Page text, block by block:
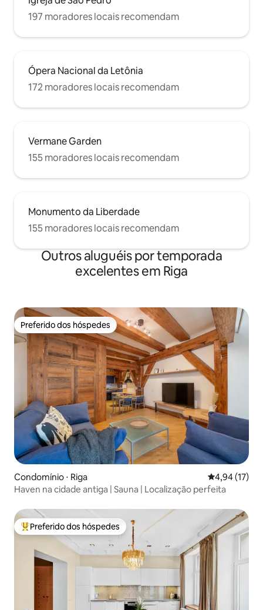
197 moradores locais recomendam
Ópera Nacional da Letônia
172 moradores locais recomendam
Vermane Garden
155 moradores locais recomendam
Monumento da Liberdade
155 moradores locais recomendam
Outros aluguéis por temporada
excelentes em Riga
Preferido dos hóspedes
Preferido dos hóspedes
Condomínio ⋅ Riga 4,94 de uma
4,94 (17)
Haven na cidade antiga | Sauna | Localização perfeita
Entre os melhores preferidos dos hóspedes
Preferido dos hóspedes